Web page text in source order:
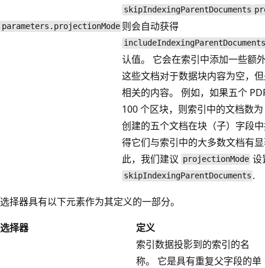
parameters.projectionMode
skipIndexingParentDocuments
则会自动获得
includeIndexingParentDocuments
认值。 它会在索引中添加一些额
这些文档对于数据块内容为空，
相关的内容。 例如，如果五个
100 个区块，则索引中的文档数
创建的五个文档在块（子）字段
得它们与索引中的大多数文档有
此，我们建议 projectionMode 设
skipIndexingParentDocuments .
选择器具有以下元素作为其定义的一部分。
选择器
定义
索引数据投影到的索引的名
称。 它是具有重复父字段的单